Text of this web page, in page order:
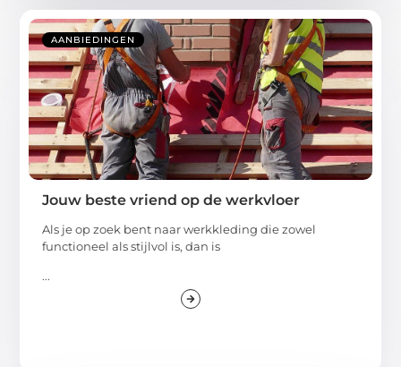
AANBIEDINGEN
Jouw beste vriend op de werkvloer
Als je op zoek bent naar werkkleding die zowel
functioneel als stijlvol is, dan is
...